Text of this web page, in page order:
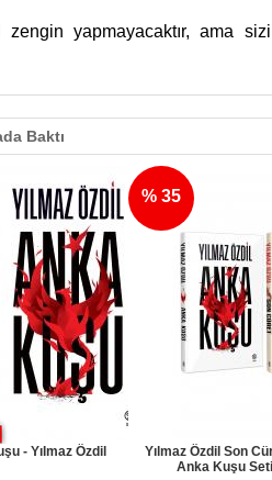
zengin yapmayacaktır, ama
Baktı
Yılmaz Özdil Son Cüret ve
Anka Kuşu Seti
% 35